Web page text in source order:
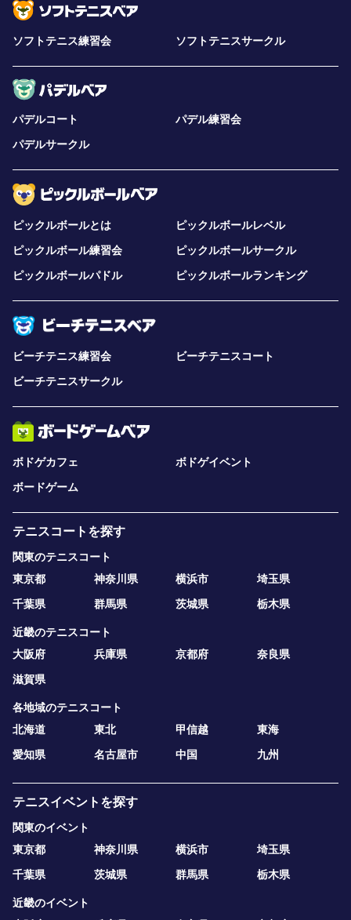
ソフトテニス練習会 ソフトテニスサークル
パデルコート
パデル練習会
パデルサークル
ピックルボールとは
ピックルボールレベル
ピックルボール練習会
ピックルボールサークル
ピックルボールパドル
ピックルボールランキング
ビーチテニス練習会
ビーチテニスコート
ビーチテニスサークル
ボドゲカフェ
ボドゲイベント
ボードゲーム
テニスコートを探す
関東のテニスコート
東京都
神奈川県 横浜市
埼玉県
千葉県
群馬県 茨城県 栃木県
近畿のテニスコート
大阪府
兵庫県 京都府
奈良県
滋賀県
各地域のテニスコート
北海道
東北 甲信越
東海
愛知県
名古屋市 中国 九州
テニスイベントを探す
関東のイベント
東京都
神奈川県 横浜市
埼玉県
千葉県
茨城県 群馬県 栃木県
近畿のイベント